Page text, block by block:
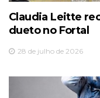
Claudia Leitte
dueto no Fortal
28 de julho de 2026